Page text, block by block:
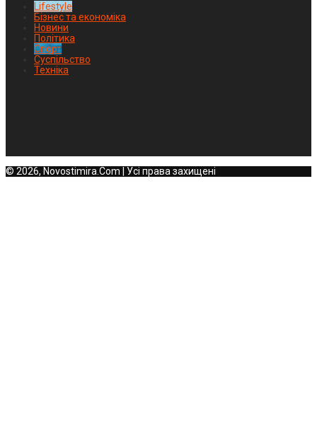
Lifestyle
Бізнес та економіка
Новини
Політика
Спорт
Суспільство
Техніка
© 2026, Novostimira.Com | Усі права захищені